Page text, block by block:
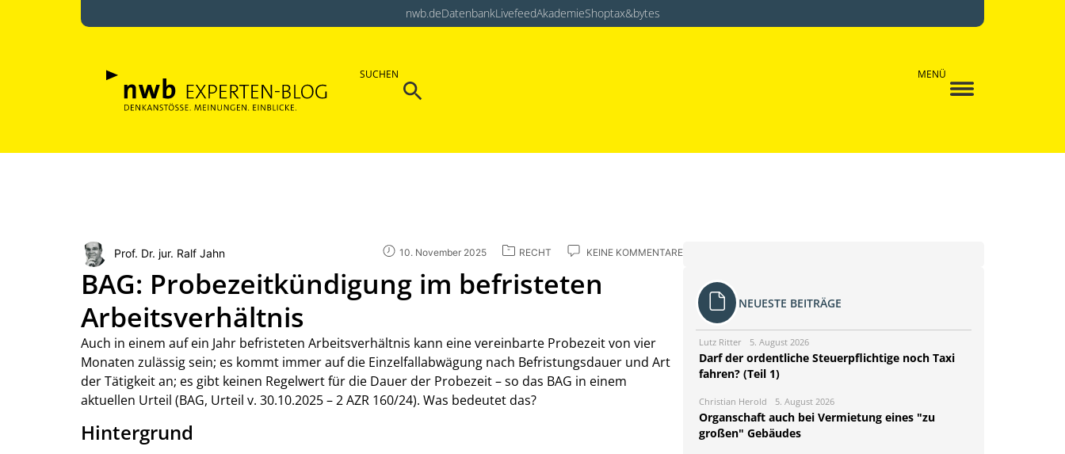
nwb.deDatenbankLivefeedAkademieShoptax&bytes
SUCHEN
Search
MENÜ
Prof. Dr. jur. Ralf Jahn 10. November 2025 RECHT KEINE KOMMENTARE
BAG: Probezeitkündigung im befristeten
Arbeitsverhältnis
Auch in einem auf ein Jahr befristeten Arbeitsverhältnis kann eine vereinbarte Probezeit von vier
Monaten zulässig sein; es kommt immer auf die Einzelfallabwägung nach Befristungsdauer und Art
der Tätigkeit an; es gibt keinen Regelwert für die Dauer der Probezeit – so das BAG in einem
aktuellen Urteil (BAG, Urteil v. 30.10.2025 – 2 AZR 160/24). Was bedeutet das?
Hintergrund
NEUESTE BEITRÄGE
Lutz Ritter 5. August 2026
Darf der ordentliche Steuerpflichtige noch Taxi
fahren? (Teil 1)
Christian Herold 5. August 2026
Organschaft auch bei Vermietung eines "zu
großen" Gebäudes